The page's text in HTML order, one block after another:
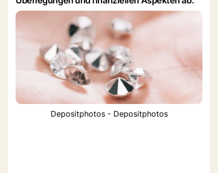
Depositphotos - Depositphotos